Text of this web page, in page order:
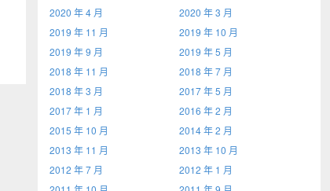
2020 年 4 月
2020 年 3 月
2019 年 11 月
2019 年 10 月
2019 年 9 月
2019 年 5 月
2018 年 11 月
2018 年 7 月
2018 年 3 月
2017 年 5 月
2017 年 1 月
2016 年 2 月
2015 年 10 月
2014 年 2 月
2013 年 11 月
2013 年 10 月
2012 年 7 月
2012 年 1 月